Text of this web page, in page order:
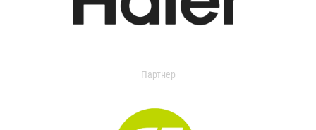
Партнер